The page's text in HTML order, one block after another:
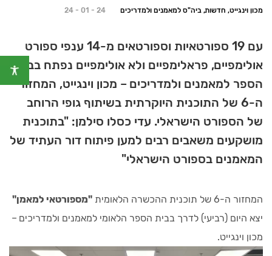
מכון וינגייט, חדשות, ביה"ס למאמנים ולמדריכים 24 - 01 - 24
עם 19 ספורטאיות וספורטאים מ-14 ענפי ספורט
אולימפיים, פראלימפיים ולא אולימפיים נפתח בבית
הספר למאמנים ולמדריכים – מכון וינגייט, המחזור
ה-6 של התוכנית היוקרתית בשיתוף גופי הרוחב
של הספורט הישראלי. עדי כסלו סילמן: "בתוכנית
מושקעים משאבים רבים למען פיתוח דור העתיד של
המאמנים בספורט הישראלי"
המחזור ה-6 של תוכנית ההכשרה הלאומית
"מספורטאי למאמן"
יצא היום (רביעי) לדרך בבית הספר הלאומי למאמנים ולמדריכים –
מכון וינגייט.